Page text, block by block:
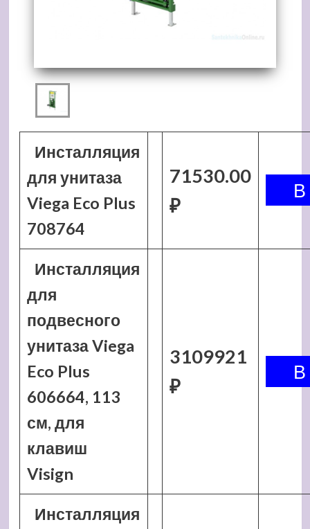
Инсталляция
для унитаза
Viega Eco Plus
708764
71530.00
₽
Инсталляция
для
подвесного
унитаза Viega
Eco Plus
606664, 113
см, для
клавиш
Visign
3109921
₽
Инсталляция